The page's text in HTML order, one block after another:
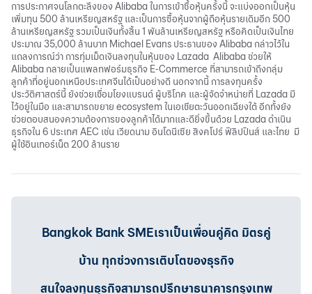
การประกาศจนโลกตะลึงของ Alibaba ในการเข้าซื้อหุ้นครั้งนี้ จะแบ่งออกเป็นหุ้น
เพิ่มทุน 500 ล้านเหรียญสหรัฐ และเป็นการซื้อหุ้นจากผู้ถือหุ้นรายเดิมอีก 500
ล้านเหรียญสหรัฐ รวมเป็นเงินทั้งสิ้น 1 พันล้านเหรียญสหรัฐ หรือคิดเป็นเงินไทย
ประมาณ 35,000 ล้านบาท Michael Evans ประธานของ Alibaba กล่าวไว้ใน
แถลงการณ์ว่า การทุ่มเม็ดเงินลงทุนในหุ้นของ Lazada Alibaba ช่วยให้
Alibaba กลายเป็นแพลทฟอร์มธุรกิจ E-Commerce ที่สามารถเข้าถึงกลุ่ม
ลูกค้าที่อยู่นอกเหนือประเทศจีนได้เป็นอย่างดี นอกจากนี้ การลงทุนครั้ง
ประวัติศาสตร์นี้ ยังช่วยเชื่อมโยงแบรนด์ ผู้บริโภค และผู้จัดจำหน่ายที่ Lazada มี
ไว้อยู่ในมือ และสามารถขยาย ecosystem ในเอเชียตะวันออกเฉียงใต้ อีกทั้งยัง
ช่วยตอบสนองความต้องการของลูกค้าได้มากและดียิ่งขึ้นด้วย Lazada ดำเนิน
ธุรกิจใน 6 ประเทศ AEC เช่น เวียดนาม อินโดนีเซีย สิงคโปร์ ฟิลิปปินส์ และไทย มี
ผู้ใช้อินเทอร์เน็ต 200 ล้านราย
Bangkok Bank SMEเราเป็นเพื่อนคู่คิด มิตรคู่
บ้าน ทุกช่วงการเติบโตของธุรกิจ
สนใจลงทุนธุรกิจสามารถปรึกษาธนาคารกรุงเทพ